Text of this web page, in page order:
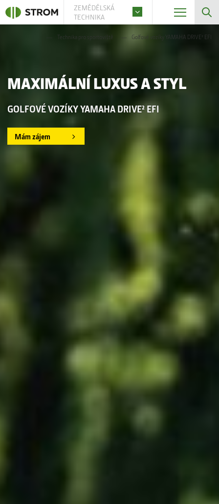
ZEMĚDĚLSKÁ
TECHNIKA
Technika pro sportoviště Golfové vozíky YAMAHA DRIVE² EFI
MAXIMÁLNÍ LUXUS A STYL
GOLFOVÉ VOZÍKY YAMAHA DRIVE² EFI
Mám zájem